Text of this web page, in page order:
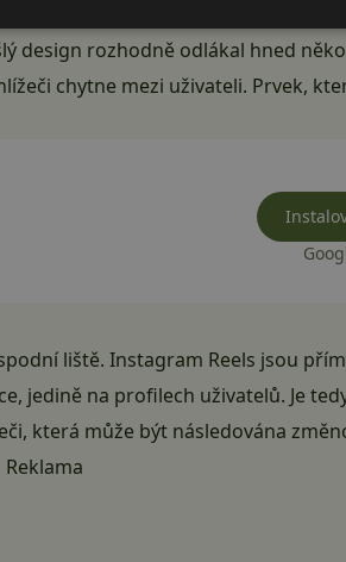
až po takové době. Snaží se
design rozhodně odlákal hned
chytne mezi uživateli. Prvek,
liště. Instagram Reels jsou
jedině na profilech uživatelů. Je
která může být následována
Reklama